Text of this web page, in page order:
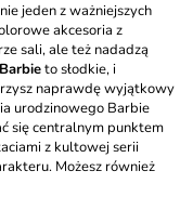
jeden z ważniejszych
akcesoria z
sali, ale też nadadzą
to słodkie, i
naprawdę wyjątkowy
urodzinowego Barbie
się centralnym punktem
z kultowej serii
Możesz również